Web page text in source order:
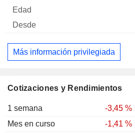
Cotizaciones y Rendimientos
1 semana
-3,45 %
Mes en curso
-1,41 %
Más información privilegiada